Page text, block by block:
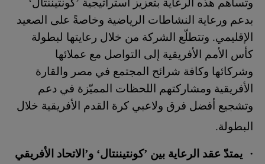
وتساهم هذه الرعاية بتعزيز استراتيجية ’كونتيننتال‘
بدعم ورعاية النشاطات الرياضية وخاصةً على الصعيد
الإقليمي. وتتطلّع الشركة من خلال رعايتها لبطولة
كأس الأمم الأفريقية إلى التواصل مع عملائها
وشركائها وكافة شرائح المجتمع في مصر والقارة
الأفريقية ومشاركتهم اللحظات المميّزة في دعم
وتشجيع أفضل فرق ولاعبي كرة القدم الأفريقية خلال
البطولة.
·
يمتدّ عقد الرعاية بين ’كونتيننتال‘ و’الاتحاد الأفريقي